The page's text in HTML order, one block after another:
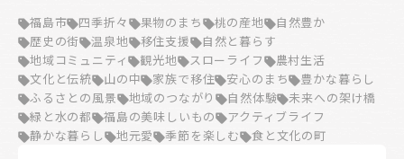
福島市
四季折々 果物のまち 桃の産地
自然豊か
歴史の街
温泉地 移住支援
自然と暮らす
地域コミュニティ
観光地 スローライフ
農村生活
文化と伝統
山の中 家族で移住 安心のまち
豊かな暮らし
ふるさとの風景
地域のつながり 自然体験
未来への架け橋
緑と水の都
福島の美味しいもの
アクティブライフ
静かな暮らし
地元愛 季節を楽しむ 食と文化の町